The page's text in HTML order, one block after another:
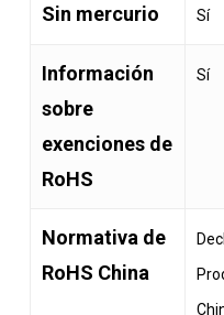
Sin mercurio Sí
Información
sobre
exenciones de
RoHS
Sí
Normativa de
RoHS China